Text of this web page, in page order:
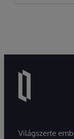
Világszerte